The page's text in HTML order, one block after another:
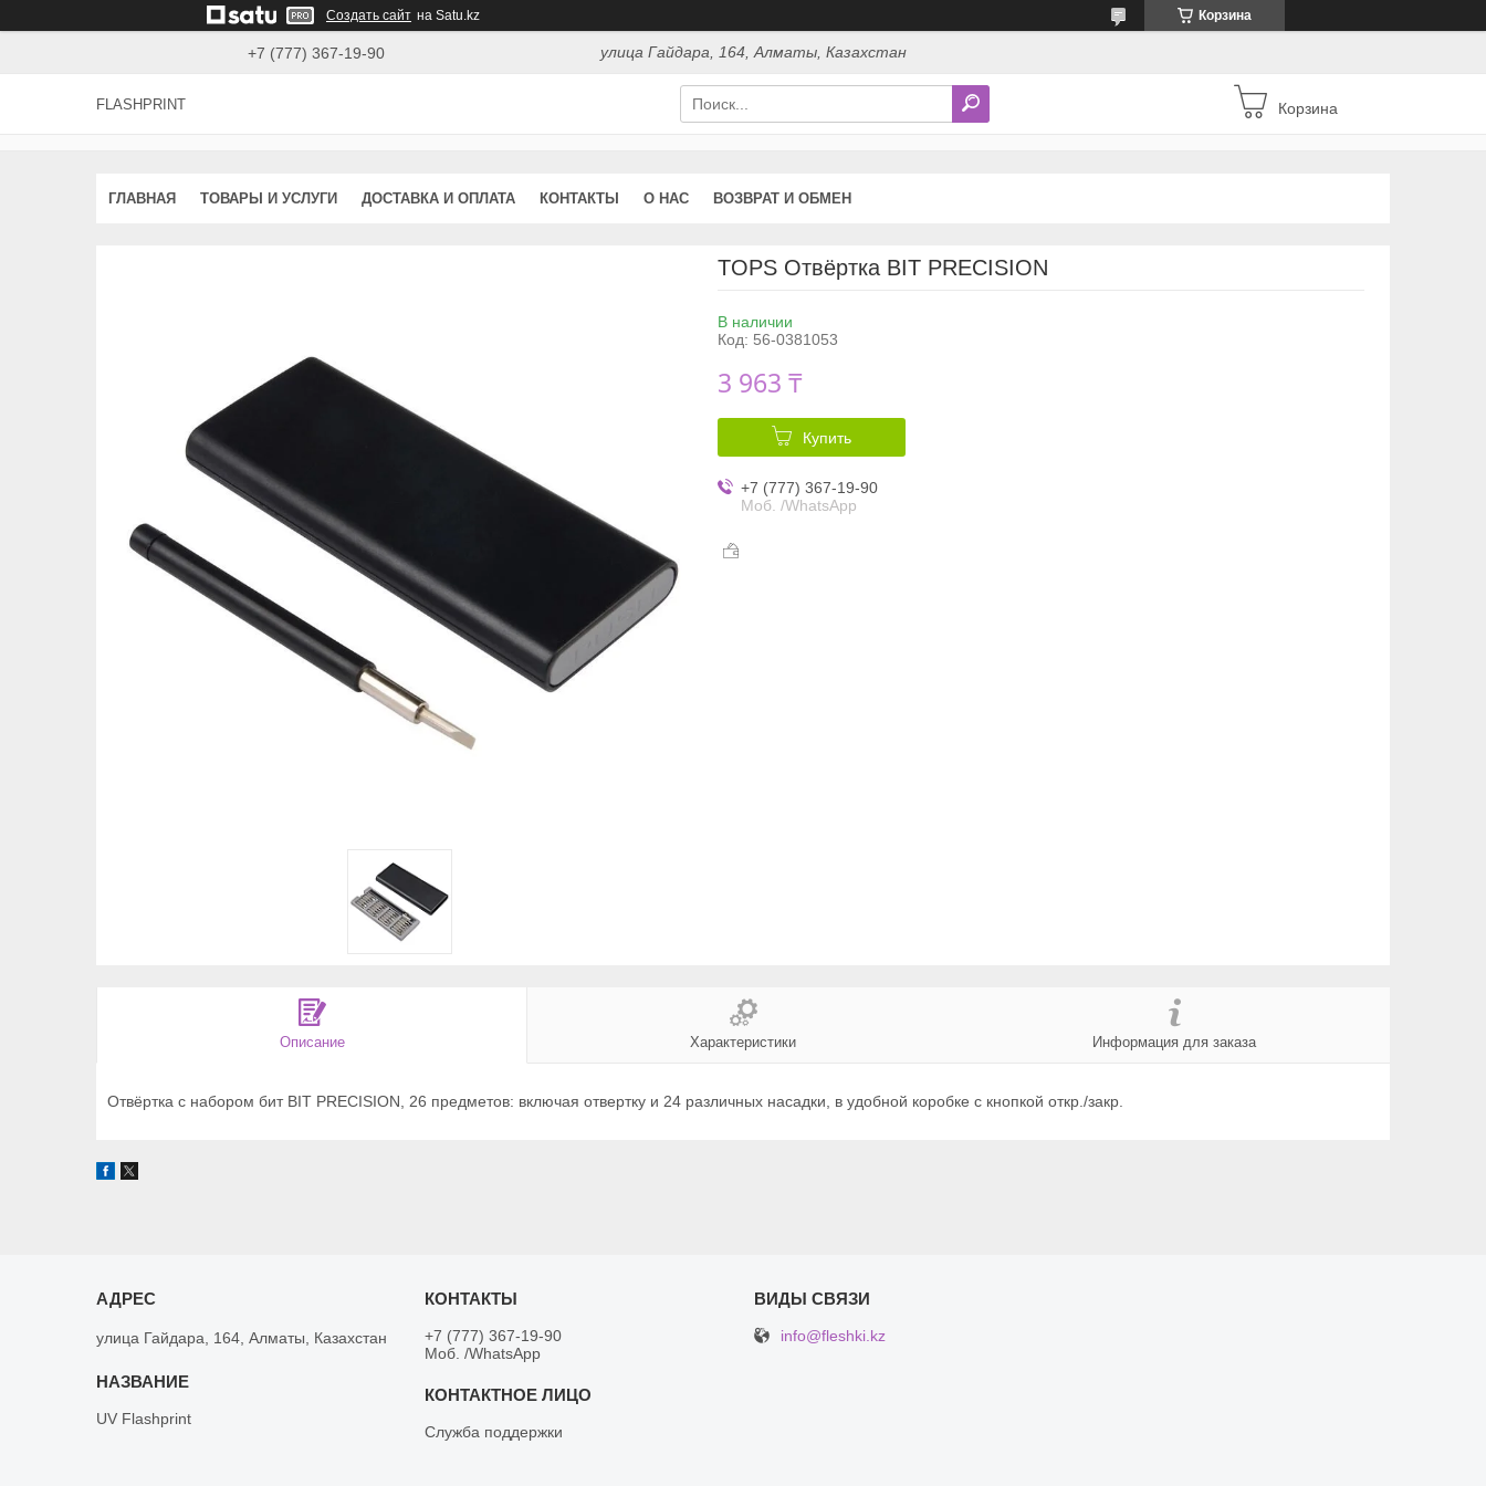
Создать сайт на Satu.kz Корзина
+7 (777) 367-19-90 улица Гайдара, 164, Алматы, Казахстан
FLASHPRINT Корзина
ГЛАВНАЯ ТОВАРЫ И УСЛУГИ ДОСТАВКА И ОПЛАТА КОНТАКТЫ О НАС ВОЗВРАТ И ОБМЕН
TOPS Отвёртка BIT PRECISION
В наличии
Код: 56-0381053
3 963 ₸
Купить
+7 (777) 367-19-90
Моб. /WhatsApp
Описание Характеристики Информация для заказа
Отвёртка с набором бит BIT PRECISION, 26 предметов: включая отвертку и 24 различных насадки, в удобной коробке с кнопкой откр./закр.
улица Гайдара, 164, Алматы, Казахстан
UV Flashprint
+7 (777) 367-19-90
Моб. /WhatsApp
Служба поддержки
info@fleshki.kz